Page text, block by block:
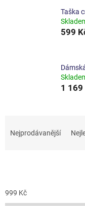
Taška
599
1 169
p
r
Nejprodávanější
999 Kč